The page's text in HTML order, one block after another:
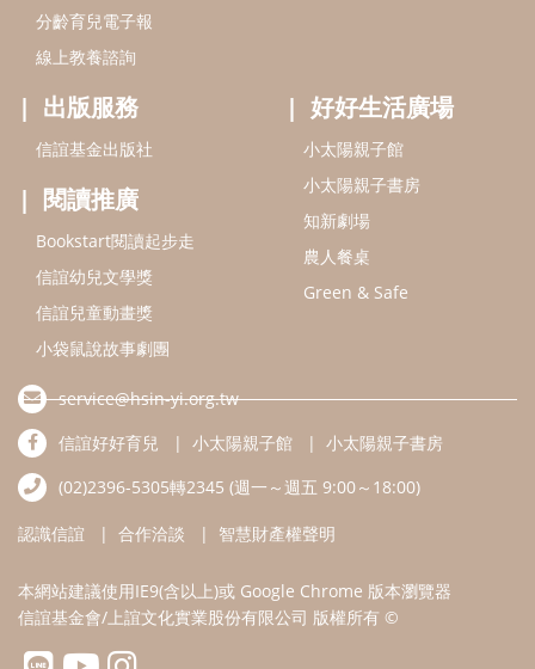
信誼兒童動畫獎
小袋鼠說故事劇團
service@hsin-yi.org.tw
信誼好好育兒
小太陽親子書房
(02)2396-5305轉2345 (週一～週五 9:00～18:00)
認識信誼 合作洽談 智慧財產權聲明
本網站建議使用IE9(含以上)或 Google Chrome 版本瀏覽器
信誼基金會/上誼文化實業股份有限公司 版權所有 ©